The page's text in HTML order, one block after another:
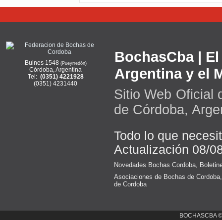
Bulnes 1548 (Pueyrredón)
Córdoba, Argentina
Tel: (0351) 4221928
(0351) 4231440
BochasCba |
Argentina y el
Sitio Web Oficial
de Córdoba,
Todo lo que
Actualización 08/
Novedades Bochas Cordoba
Asociaciones de Bochas de Cordoba
de Cordoba
BOCHASCBA